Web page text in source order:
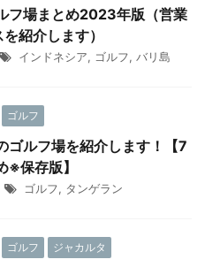
フ場まとめ2023年版（営業
紹介します）
インドネシア, ゴルフ, バリ島
ゴルフ
ゴルフ場を紹介します！【7
※保存版】
ゴルフ, タンゲラン
ゴルフ ジャカルタ